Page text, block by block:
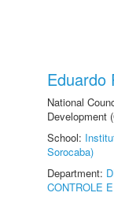
Eduardo
National
Development
School:
Sorocaba)
Department:
CONTROLE